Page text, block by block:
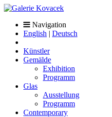
Navigation
English | Deutsch
Künstler
Gemälde
Exhibition
Programm
Glas
Ausstellung
Programm
Contemporary